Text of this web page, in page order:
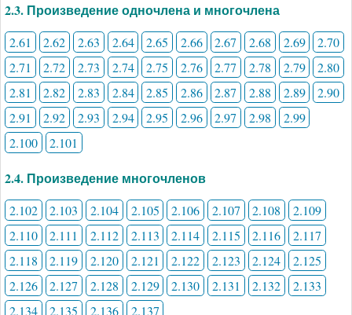
2.3. Произведение одночлена и многочлена
2.61 2.62 2.63 2.64 2.65 2.66 2.67 2.68 2.69
2.70
2.71
2.72 2.73 2.74 2.75 2.76 2.77 2.78 2.79
2.80
2.81
2.82 2.83 2.84 2.85 2.86 2.87 2.88 2.89
2.90
2.91
2.92 2.93 2.94 2.95 2.96 2.97 2.98
2.99
2.100
2.101
2.4. Произведение многочленов
2.102 2.103 2.104 2.105 2.106 2.107 2.108
2.109
2.110
2.111 2.112 2.113 2.114 2.115 2.116
2.117
2.118
2.119 2.120 2.121 2.122 2.123 2.124
2.125
2.126
2.127 2.128 2.129 2.130 2.131 2.132
2.133
2.134
2.135 2.136 2.137